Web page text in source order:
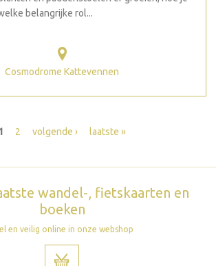
belangrijke rol...
Cosmodrome Kattevennen
2 volgende › laatste »
wandel-, fietskaarten en
boeken
en veilig online in onze webshop